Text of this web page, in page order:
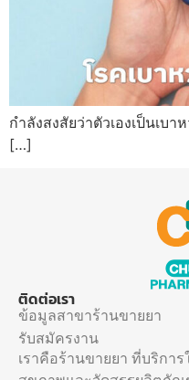
กำลังสงสัยว่าตัวเองเป็นเบ
[…]
ติดต่อเรา
ข้อมูลสาขาร้านขายยา
รับสมัครงาน
เราคือร้านขายยา ที่บริก